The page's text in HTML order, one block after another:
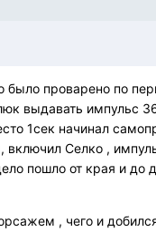
проварено по
выдавать импульс
1сек начинал
Селко ,
пошло от края и
, чего и